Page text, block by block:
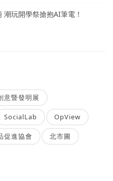
潮玩開學祭搶抱AI筆電！
意暨發明展
SocialLab OpView
促進協會 北市圖